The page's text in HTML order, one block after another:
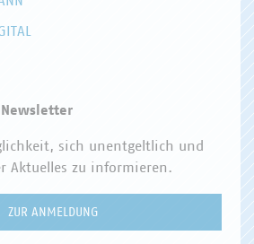
sich unentgeltlich und
Aktuelles zu informieren.
ZUR ANMELDUNG